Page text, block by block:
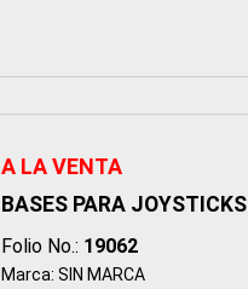
A LA VENTA
BASES PARA JOYSTICKS
Folio No.: 19062
Marca: SIN MARCA